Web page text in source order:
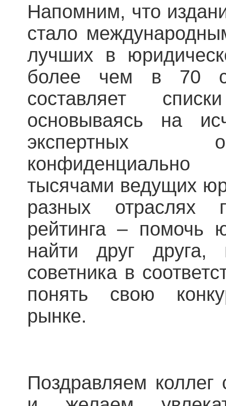
Напомним, что
стало
лучших в
более чем в 70
составляет
основываясь на
экспертных
тысячами ведущих
разных отраслях
рейтинга – помочь
найти друг друга,
советника в
понять свою
рынке.
Поздравляем